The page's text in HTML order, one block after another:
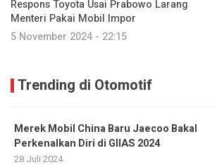
Respons Toyota Usai Prabowo Larang
Menteri Pakai Mobil Impor
5 November 2024 - 22:15
Trending di Otomotif
Merek Mobil China Baru Jaecoo Bakal
Perkenalkan Diri di GIIAS 2024
28 Juli 2024